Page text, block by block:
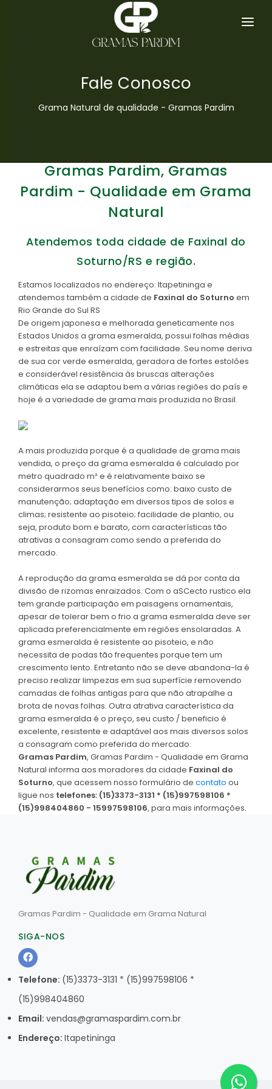
GRAMA ESMERALDA
HOME
GRAMAS
DICAS
CONTATO
Fale Conosco
Grama Natural de qualidade - Gramas Pardim
Gramas Pardim, Gramas
Pardim - Qualidade em Grama
Natural
Atendemos toda cidade de Faxinal do
Soturno/RS e região.
Estamos localizados no endereço: Itapetininga e
atendemos também a cidade de Faxinal do Soturno em
Rio Grande do Sul RS
De origem japonesa e melhorada geneticamente nos
Estados Unidos a grama esmeralda, possui folhas médias
e estreitas que enraízam com facilidade. Seu nome deriva
de sua cor verde esmeralda, geradora de fortes estolões
e considerável resistência às bruscas alterações
climáticas ela se adaptou bem a várias regiões do país e
hoje é a variedade de grama mais produzida no Brasil.
A mais produzida porque é a qualidade de grama mais
vendida, o preço da grama esmeralda é calculado por
metro quadrado m² e é relativamente baixo se
considerarmos seus benefícios como: baixo custo de
manutenção; adaptação em diversos tipos de solos e
climas; resistente ao pisoteio; facilidade de plantio, ou
seja, produto bom e barato, com características tão
atrativas a consagram como sendo a preferida do
mercado.
A reprodução da grama esmeralda se dá por conta da
divisão de rizomas enraizados. Com o aSCecto rustico ela
tem grande participação em paisagens ornamentais,
apesar de tolerar bem o frio a grama esmeralda deve ser
aplicada preferencialmente em regiões ensolaradas. A
grama esmeralda é resistente ao pisoteio, e não
necessita de podas tão frequentes porque tem um
crescimento lento. Entretanto não se deve abandona-la é
preciso realizar limpezas em sua superfície removendo
camadas de folhas antigas para que não atrapalhe a
brota de novas folhas. Outra atrativa característica da
grama esmeralda é o preço, seu custo / beneficio é
excelente, resistente e adaptável aos mais diversos solos
a consagram como preferida do mercado.
Gramas Pardim, Gramas Pardim - Qualidade em Grama
Natural informa aos moradores da cidade Faxinal do
Soturno, que acessem nosso formulário de contato ou
ligue nos telefones: (15)3373-3131 * (15)997598106 *
(15)998404860 - 15997598106, para mais informações.
Gramas Pardim - Qualidade em Grama Natural
SIGA-NOS
Telefone: (15)3373-3131 * (15)997598106 *
(15)998404860
Email: vendas@gramaspardim.com.br
Endereço: Itapetininga